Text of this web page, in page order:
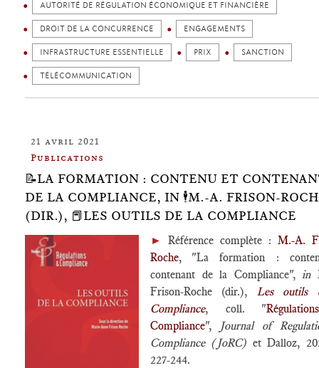
AUTORITÉ DE RÉGULATION ÉCONOMIQUE ET FINANCIÈRE
DROIT DE LA CONCURRENCE ENGAGEMENTS
INFRASTRUCTURE ESSENTIELLE PRIX SANCTION
TÉLÉCOMMUNICATION
21 avril 2021
Publications
📝LA FORMATION : CONTENU ET
DE LA COMPLIANCE, IN 🕴️M.-A. FRISON-
(DIR.), 📕LES OUTILS DE LA COMPLIANCE
► Référence complète : M.-A.
Roche, "La formation :
contenant de la Compliance",in
Frison-Roche (dir.), Les outils
Compliance, coll. "
Compliance",
Journal of
Compliance (JoRC) et Dalloz,
227-244.